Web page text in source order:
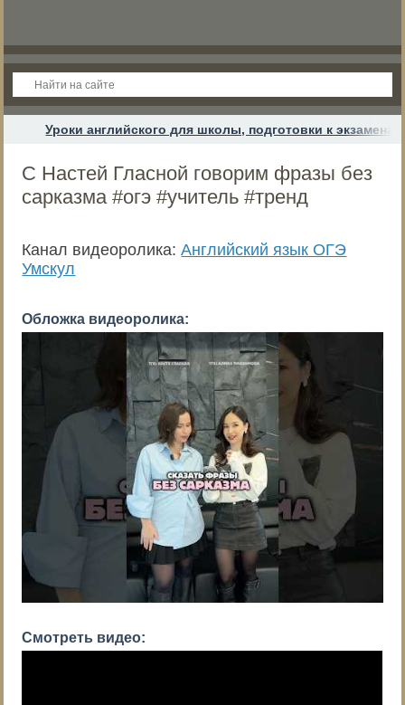
Уроки английского для школы, подготовки к
С Настей Гласной говорим фразы без
сарказма #огэ #учитель #тренд
Канал видеоролика:Английский язык ОГЭ
Умскул
Обложка видеоролика:
Смотреть видео: